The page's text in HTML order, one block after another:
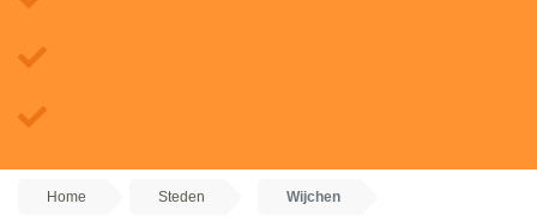
Home Steden Wijchen